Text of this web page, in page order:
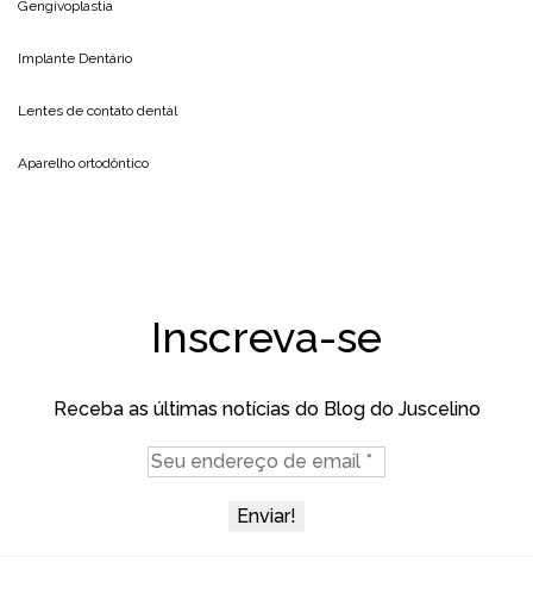
Gengivoplastia
Implante Dentário
Lentes de contato dental
Aparelho ortodôntico
Inscreva-se
Receba as últimas notícias do Blog do Juscelino